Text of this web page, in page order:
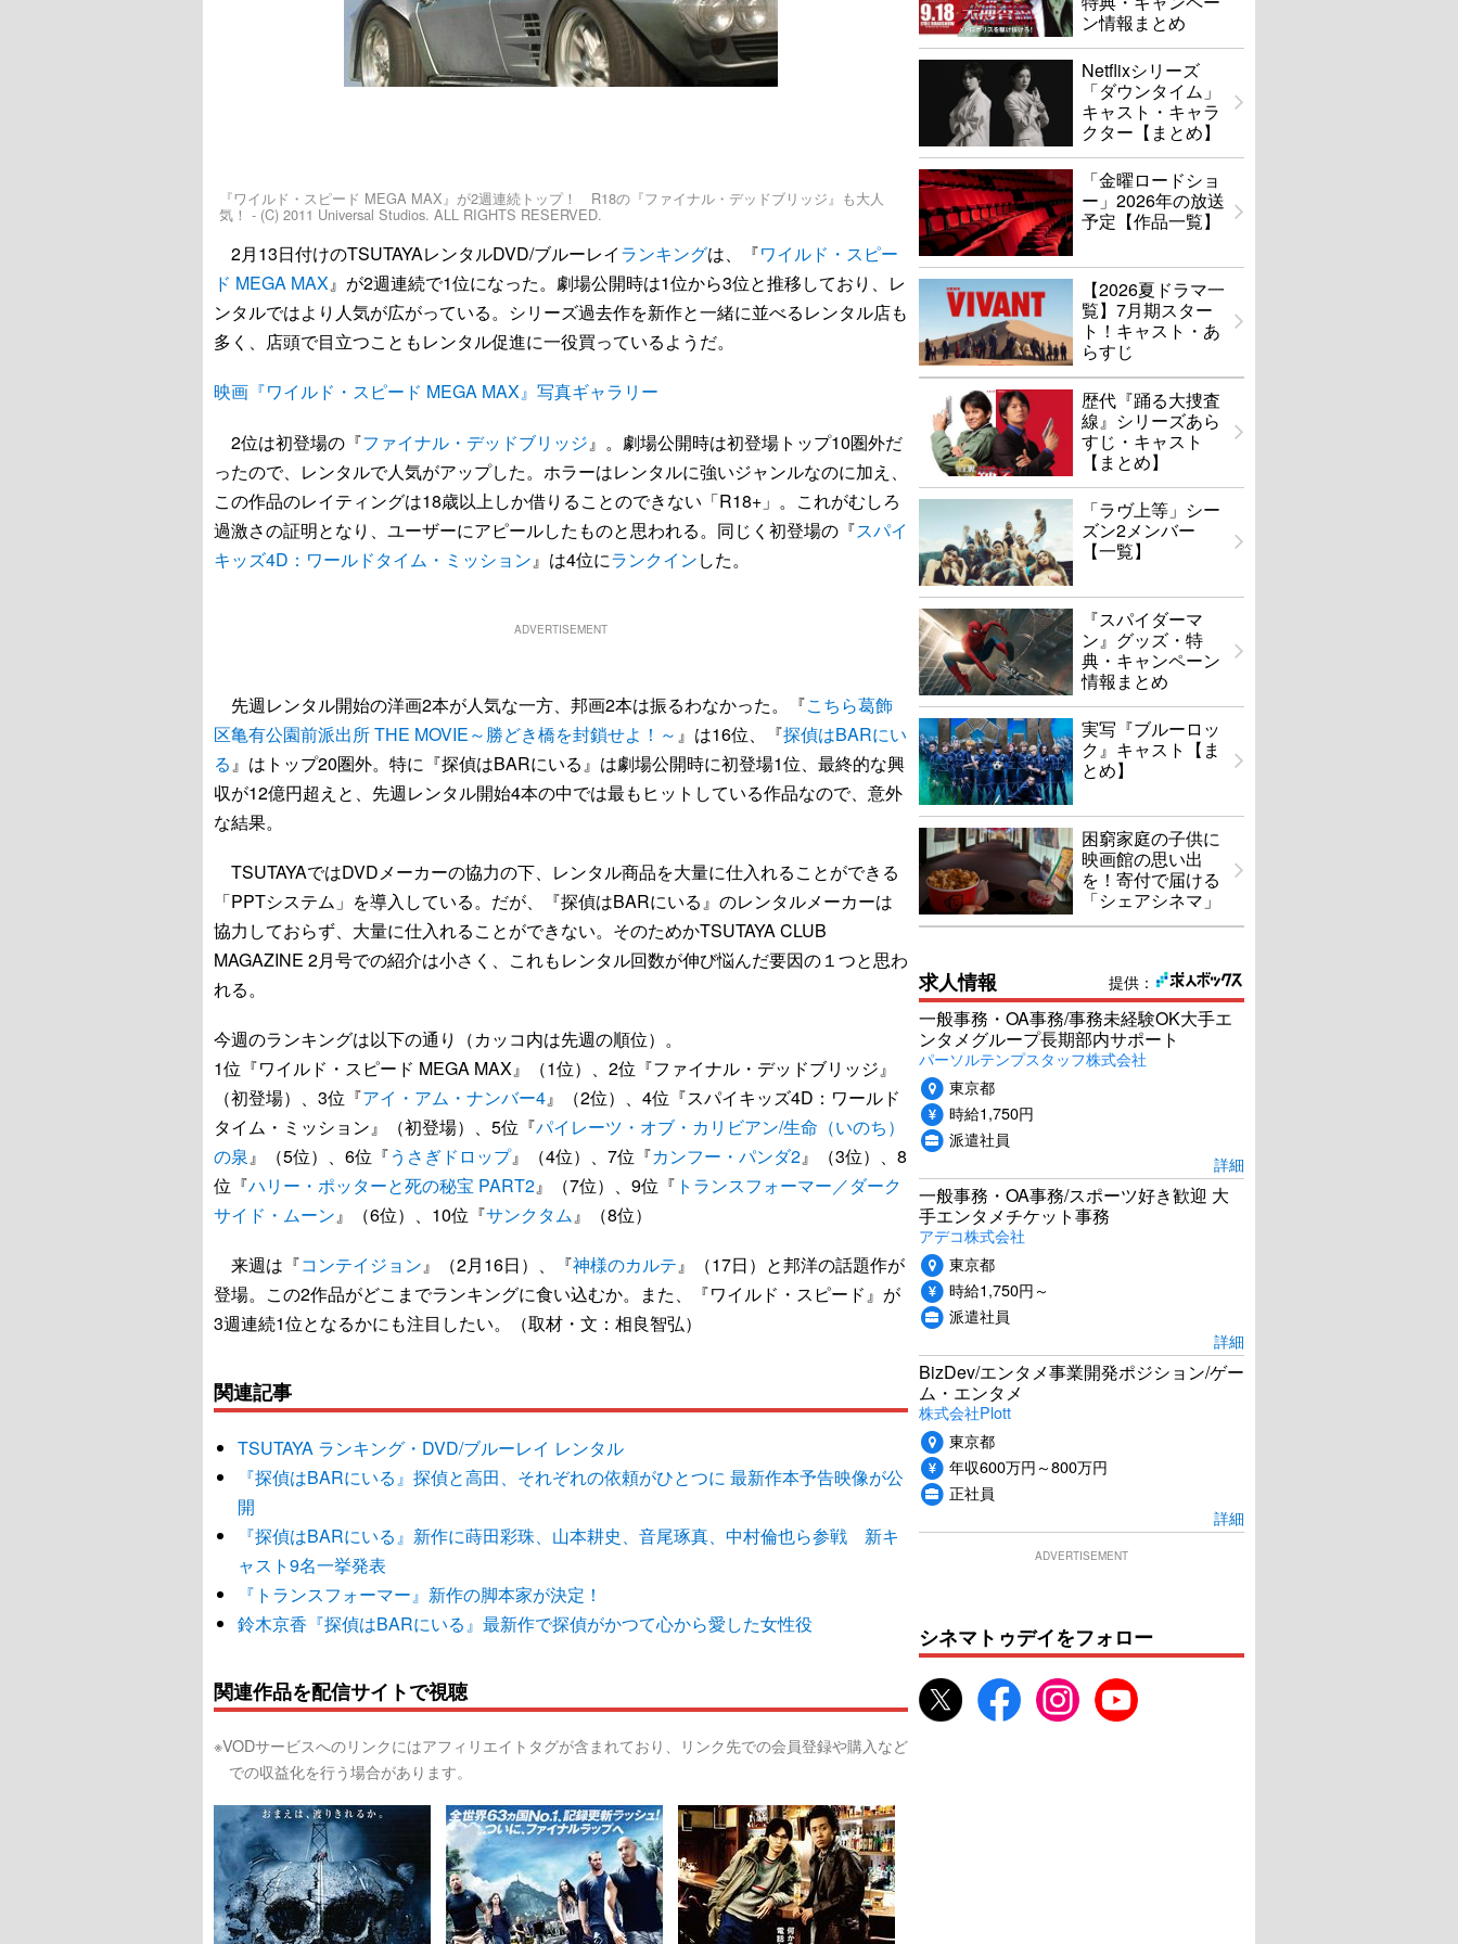
『ワイルド・スピード MEGA MAX』が2週連続トップ！ R18の『ファイナル・デッドブリッジ』も大人
気！ - (C) 2011 Universal Studios. ALL RIGHTS RESERVED.
2月13日付けのTSUTAYAレンタルDVD/ブルーレイランキングは、『ワイルド・スピー
ド MEGA MAX』が2週連続で1位になった。劇場公開時は1位から3位と推移しており、レ
ンタルではより人気が広がっている。シリーズ過去作を新作と一緒に並べるレンタル店も
多く、店頭で目立つこともレンタル促進に一役買っているようだ。
映画『ワイルド・スピード MEGA MAX』写真ギャラリー
2位は初登場の『ファイナル・デッドブリッジ 』。劇場公開時は初登場トップ10圏外だ
ったので、レンタルで人気がアップした。ホラーはレンタルに強いジャンルなのに加え、
この作品のレイティングは18歳以上しか借りることのできない「R18+」。これがむしろ
過激さの証明となり、ユーザーにアピールしたものと思われる。同じく初登場の『スパイ
キッズ4D：ワールドタイム・ミッション 』は4位にランクインした。
ADVERTISEMENT
先週レンタル開始の洋画2本が人気な一方、邦画2本は振るわなかった。『こちら葛飾
区亀有公園前派出所 THE MOVIE～勝どき橋を封鎖せよ！～ 』は16位、『探偵はBARにい
る 』はトップ20圏外。特に『探偵はBARにいる』は劇場公開時に初登場1位、最終的な興
収が12億円超えと、先週レンタル開始4本の中では最もヒットしている作品なので、意外
な結果。
TSUTAYAではDVDメーカーの協力の下、レンタル商品を大量に仕入れることができる
「PPTシステム」を導入している。だが、『探偵はBARにいる』のレンタルメーカーは
協力しておらず、大量に仕入れることができない。そのためかTSUTAYA CLUB
MAGAZINE 2月号での紹介は小さく、これもレンタル回数が伸び悩んだ要因の１つと思わ
れる。
今週のランキングは以下の通り（カッコ内は先週の順位）。
1位『ワイルド・スピード MEGA MAX』（1位）、2位『ファイナル・デッドブリッジ』
（初登場）、3位『アイ・アム・ナンバー4』（2位）、4位『スパイキッズ4D：ワールド
タイム・ミッション』（初登場）、5位『パイレーツ・オブ・カリビアン/生命（いのち）
の泉』（5位）、6位『うさぎドロップ』（4位）、7位『カンフー・パンダ2』（3位）、8
位『ハリー・ポッターと死の秘宝 PART2』（7位）、9位『 トランスフォーマー／ダーク
サイド・ムーン』（6位）、10位『サンクタム』（8位）
来週は『コンテイジョン』（2月16日）、『神様のカルテ』（17日）と邦洋の話題作が
登場。この2作品がどこまでランキングに食い込むか。また、『ワイルド・スピード』が
3週連続1位となるかにも注目したい。（取材・文：相良智弘）
関連記事
TSUTAYA ランキング・DVD/ブルーレイ レンタル
『探偵はBARにいる』探偵と高田、それぞれの依頼がひとつに 最新作本予告映像が公
開
『探偵はBARにいる』新作に蒔田彩珠、山本耕史、音尾琢真、中村倫也ら参戦 新キ
ャスト9名一挙発表
『トランスフォーマー』新作の脚本家が決定！
鈴木京香『探偵はBARにいる』最新作で探偵がかつて心から愛した女性役
関連作品を配信サイトで視聴
※VODサービスへのリンクにはアフィリエイトタグが含まれており、リンク先での会員登録や購入など
での収益化を行う場合があります。
ン情報まとめ
Netflixシリーズ
「ダウンタイム」
キャスト・キャラ
クター【まとめ】
「金曜ロードショ
ー」2026年の放送
予定【作品一覧】
【2026夏ドラマ一
覧】7月期スター
ト！キャスト・あ
らすじ
歴代『踊る大捜査
線』シリーズあら
すじ・キャスト
【まとめ】
「ラヴ上等」シー
ズン2メンバー
【一覧】
『スパイダーマ
ン』グッズ・特
典・キャンペーン
情報まとめ
実写『ブルーロッ
ク』キャスト【ま
とめ】
困窮家庭の子供に
映画館の思い出
を！寄付で届ける
「シェアシネマ」
提供：
求人情報
一般事務・OA事務/事務未経験OK大手エ
ンタメグループ長期部内サポート
パーソルテンプスタッフ株式会社
東京都
時給1,750円
派遣社員
詳細
一般事務・OA事務/スポーツ好き歓迎 大
手エンタメチケット事務
アデコ株式会社
東京都
時給1,750円～
派遣社員
詳細
BizDev/エンタメ事業開発ポジション/ゲー
ム・エンタメ
株式会社Plott
東京都
年収600万円～800万円
正社員
詳細
ADVERTISEMENT
シネマトゥデイをフォロー